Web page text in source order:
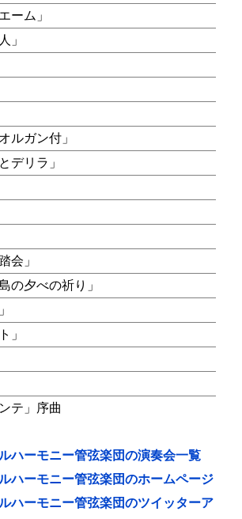
ーム」
」
ルガン付」
デリラ」
会」
の夕べの祈り」
」
テ」序曲
ハーモニー管弦楽団の演奏会一覧
ハーモニー管弦楽団のホームページ
ハーモニー管弦楽団のツイッターア